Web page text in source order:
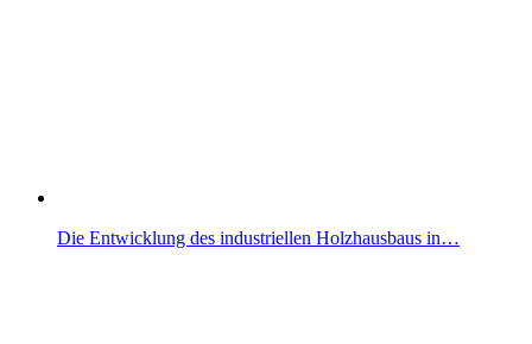
Die Entwicklung des industriellen Holzhausbaus in…